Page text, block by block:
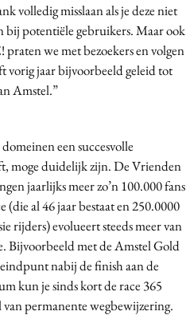
volledig misslaan als je deze niet
bij potentiële gebruikers. Maar ook
we met bezoekers en volgen
jaar bijvoorbeeld geleid tot
Amstel.”
een succesvolle
moge duidelijk zijn. De Vrienden
jaarlijks meer zo’n 100.000 fans
al 46 jaar bestaat en 250.0000
rijders) evolueert steeds meer van
Bijvoorbeeld met de Amstel Gold
nabij de finish aan de
kun je sinds kort de race 365
permanente wegbewijzering.